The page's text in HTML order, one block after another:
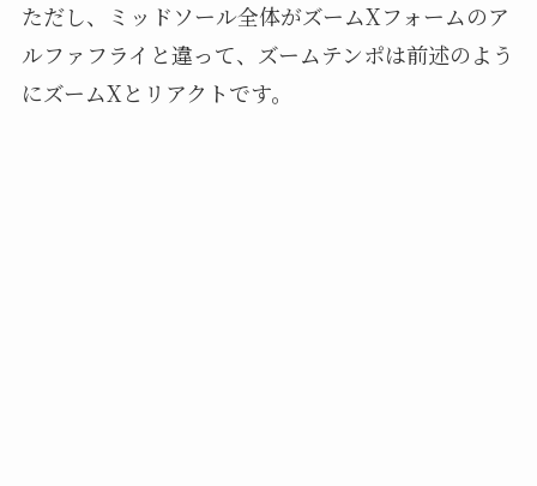
ただし、ミッドソール全体がズームXフォームのア
ルファフライと違って、ズームテンポは前述のよう
にズームXとリアクトです。